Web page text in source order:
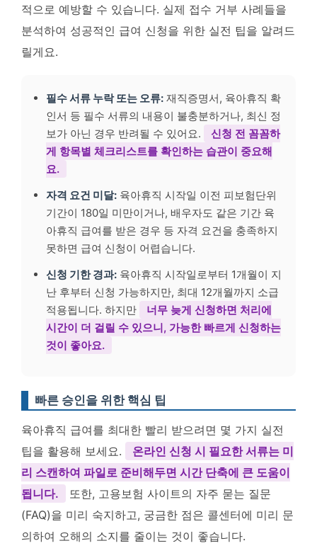
적으로 예방할 수 있습니다. 실제 접수 거부 사례들을
분석하여 성공적인 급여 신청을 위한 실전 팁을 알려드
릴게요.
필수 서류 누락 또는 오류: 재직증명서, 육아휴직 확
인서 등 필수 서류의 내용이 불충분하거나, 최신 정
보가 아닌 경우 반려될 수 있어요.
신청 전 꼼꼼하
게 항목별 체크리스트를 확인하는 습관이 중요해
요.
자격 요건 미달: 육아휴직 시작일 이전 피보험단위
기간이 180일 미만이거나, 배우자도 같은 기간 육
아휴직 급여를 받은 경우 등 자격 요건을 충족하지
못하면 급여 신청이 어렵습니다.
신청 기한 경과: 육아휴직 시작일로부터 1개월이 지
난 후부터 신청 가능하지만, 최대 12개월까지 소급
적용됩니다. 하지만
너무 늦게 신청하면 처리에
시간이 더 걸릴 수 있으니, 가능한 빠르게 신청하는
것이 좋아요.
빠른 승인을 위한 핵심 팁
육아휴직 급여를 최대한 빨리 받으려면 몇 가지 실전
팁을 활용해 보세요.
온라인 신청 시 필요한 서류는 미
리 스캔하여 파일로 준비해두면 시간 단축에 큰 도움이
됩니다.
또한, 고용보험 사이트의 자주 묻는 질문
(FAQ)을 미리 숙지하고, 궁금한 점은 콜센터에 미리 문
의하여 오해의 소지를 줄이는 것이 좋습니다.